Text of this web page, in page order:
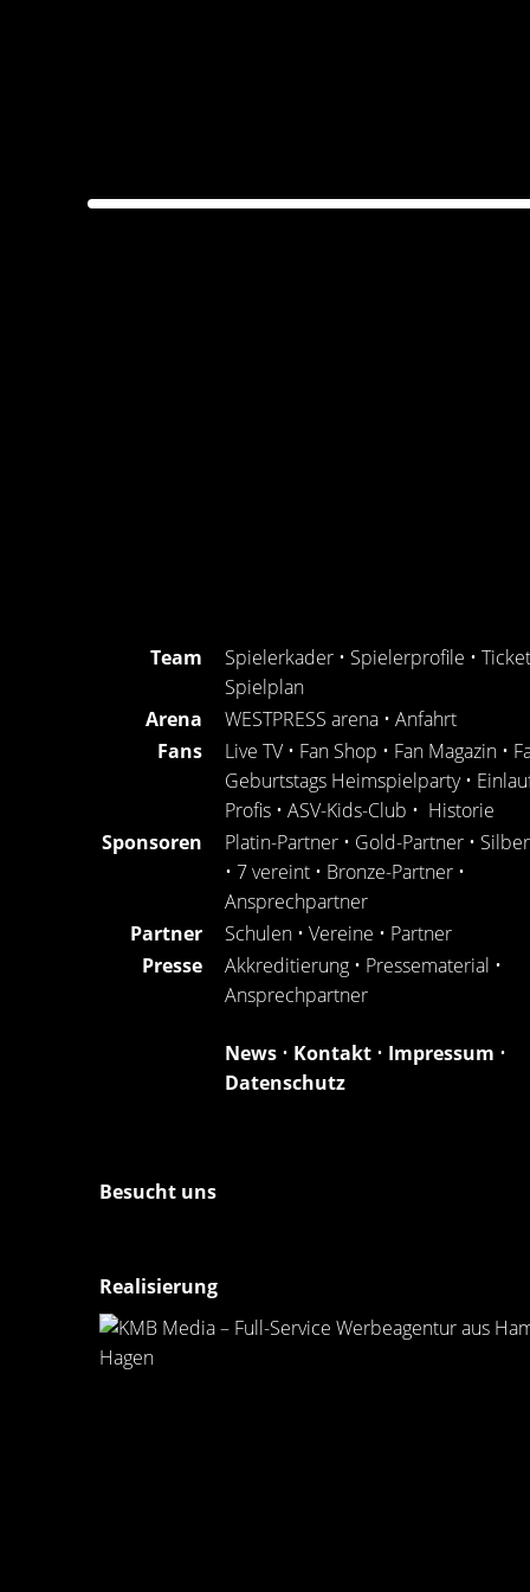
Team Spielerkader • Spielerprofile •
Spielplan
Arena
WESTPRESS arena • Anfahrt
Fans
Live TV • Fan Shop • Fan Magazin •
Geburtstags Heimspielparty•
Profis • ASV-Kids-Club • Historie
Sponsoren
Platin-Partner • Gold-Partner •
• 7 vereint • Bronze-Partner •
Ansprechpartner
Partner
Schulen • Vereine • Partner
Presse
Akkreditierung • Pressematerial •
Ansprechpartner
News • Kontakt • Impressum •
Datenschutz
Besucht uns
Realisierung